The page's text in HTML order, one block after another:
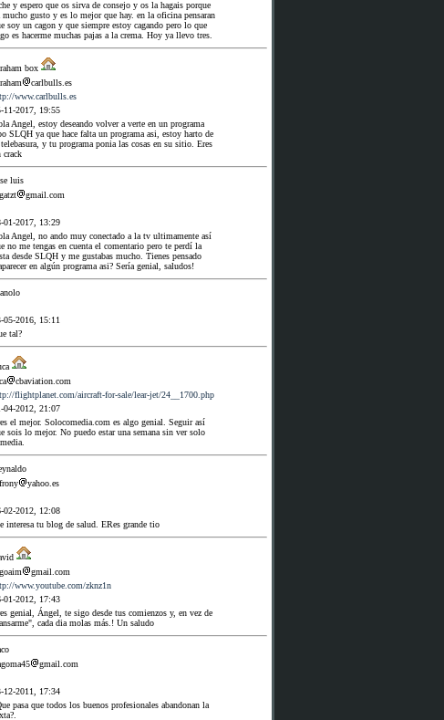
y espero que os sirva de consejo y os la hagais porque
mucho gusto y es lo mejor que hay. en la oficina pensaran
soy un cagon y que siempre estoy cagando pero lo que
es hacerme muchas pajas a la crema. Hoy ya llevo tres.
box
carlbulls.es
www.carlbulls.es
11-2017, 19:55
Angel, estoy deseando volver a verte en un programa
SLQH ya que hace falta un programa asi, estoy harto de
y tu programa ponia las cosas en su sitio. Eres
crack
luis
gmail.com
01-2017, 13:29
Angel, no ando muy conectado a la tv ultimamente así
no me tengas en cuenta el comentario pero te perdí la
desde SLQH y me gustabas mucho. Tienes pensado
en algún programa asi? Sería genial, saludos!
05-2016, 15:11
tal?
cbaviation.com
flightplanet.com/aircraft-for-sale/lear-jet/24__1700.php
04-2012, 21:07
el mejor. Solocomedia.com es algo genial. Seguir así
sois lo mejor. No puedo estar una semana sin ver solo
yahoo.es
02-2012, 12:08
interesa tu blog de salud. ERes grande tio
gmail.com
www.youtube.com/zknz1n
01-2012, 17:43
genial, Ángel, te sigo desde tus comienzos y, en vez de
cada dia molas más.! Un saludo
gmail.com
12-2011, 17:34
pasa que todos los buenos profesionales abandonan la